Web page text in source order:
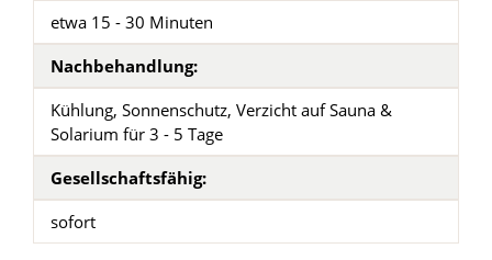
etwa 15 - 30 Minuten
Nachbehandlung:
Kühlung, Sonnenschutz, Verzicht auf Sauna &
Solarium für 3 - 5 Tage
Gesellschaftsfähig:
sofort